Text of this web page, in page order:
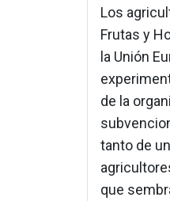
Los
Frutas y
la Unión
de la
tanto de
que